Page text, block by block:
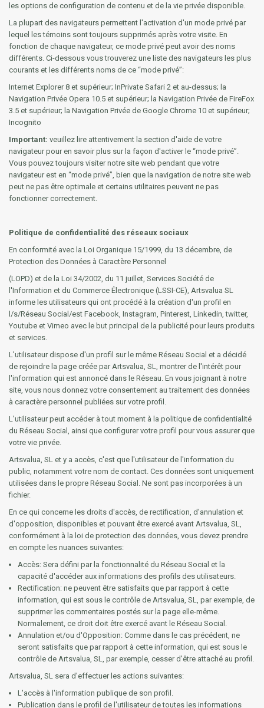
les options de configuration de contenu et de la vie privée disponible.
La plupart des navigateurs permettent l'activation d'un mode privé par
lequel les témoins sont toujours supprimés après votre visite. En
fonction de chaque navigateur, ce mode privé peut avoir des noms
différents. Ci-dessous vous trouverez une liste des navigateurs les plus
courants et les différents noms de ce “mode privé”:
Internet Explorer 8 et supérieur; InPrivate Safari 2 et au-dessus; la
Navigation Privée Opera 10.5 et supérieur; la Navigation Privée de FireFox
3.5 et supérieur; la Navigation Privée de Google Chrome 10 et supérieur;
Incognito
Important: veuillez lire attentivement la section d'aide de votre
navigateur pour en savoir plus sur la façon d'activer le “mode privé”.
Vous pouvez toujours visiter notre site web pendant que votre
navigateur est en “mode privé”, bien que la navigation de notre site web
peut ne pas être optimale et certains utilitaires peuvent ne pas
fonctionner correctement.
Politique de confidentialité des réseaux sociaux
En conformité avec la Loi Organique 15/1999, du 13 décembre, de
Protection des Données à Caractère Personnel
(LOPD) et de la Loi 34/2002, du 11 juillet, Services Société de
l'Information et du Commerce Électronique (LSSI-CE), Artsvalua SL
informe les utilisateurs qui ont procédé à la création d'un profil en
l/s/Réseau Social/est Facebook, Instagram, Pinterest, Linkedin, twitter,
Youtube et Vimeo avec le but principal de la publicité pour leurs produits
et services.
L'utilisateur dispose d'un profil sur le même Réseau Social et a décidé
de rejoindre la page créée par Artsvalua, SL, montrer de l'intérêt pour
l'information qui est annoncé dans le Réseau. En vous joignant à notre
site, vous nous donnez votre consentement au traitement des données
à caractère personnel publiées sur votre profil.
L'utilisateur peut accéder à tout moment à la politique de confidentialité
du Réseau Social, ainsi que configurer votre profil pour vous assurer que
votre vie privée.
Artsvalua, SL et y a accès, c'est que l'utilisateur de l'information du
public, notamment votre nom de contact. Ces données sont uniquement
utilisées dans le propre Réseau Social. Ne sont pas incorporées à un
fichier.
En ce qui concerne les droits d'accès, de rectification, d'annulation et
d'opposition, disponibles et pouvant être exercé avant Artsvalua, SL,
conformément à la loi de protection des données, vous devez prendre
en compte les nuances suivantes:
Accès: Sera défini par la fonctionnalité du Réseau Social et la
capacité d'accéder aux informations des profils des utilisateurs.
Rectification: ne peuvent être satisfaits que par rapport à cette
information, qui est sous le contrôle de Artsvalua, SL, par exemple, de
supprimer les commentaires postés sur la page elle-même.
Normalement, ce droit doit être exercé avant le Réseau Social.
Annulation et/ou d'Opposition: Comme dans le cas précédent, ne
seront satisfaits que par rapport à cette information, qui est sous le
contrôle de Artsvalua, SL, par exemple, cesser d'être attaché au profil.
Artsvalua, SL sera d'effectuer les actions suivantes:
L'accès à l'information publique de son profil.
Publication dans le profil de l'utilisateur de toutes les informations